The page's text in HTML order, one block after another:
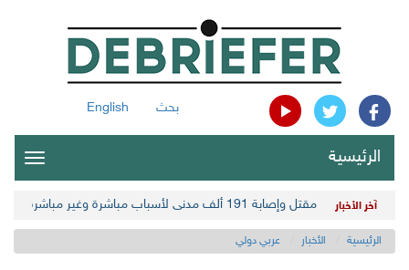
بحث English
الرئيسية
آخر الأخبار مقتل وإصابة 191 ألف مدني لأسباب مباشرة وغير مباشرة في أحدث حصيلة حوثية
الرئيسية الأخبار عربي دولي